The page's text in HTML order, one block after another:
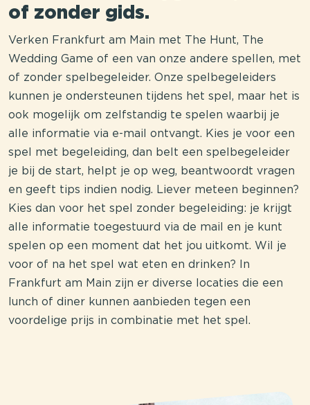
of zonder gids.
Verken Frankfurt am Main met The Hunt, The
Wedding Game of een van onze andere spellen, met
of zonder spelbegeleider. Onze spelbegeleiders
kunnen je ondersteunen tijdens het spel, maar het is
ook mogelijk om zelfstandig te spelen waarbij je
alle informatie via e-mail ontvangt. Kies je voor een
spel met begeleiding, dan belt een spelbegeleider
je bij de start, helpt je op weg, beantwoordt vragen
en geeft tips indien nodig. Liever meteen beginnen?
Kies dan voor het spel zonder begeleiding: je krijgt
alle informatie toegestuurd via de mail en je kunt
spelen op een moment dat het jou uitkomt. Wil je
voor of na het spel wat eten en drinken? In
Frankfurt am Main zijn er diverse locaties die een
lunch of diner kunnen aanbieden tegen een
voordelige prijs in combinatie met het spel.